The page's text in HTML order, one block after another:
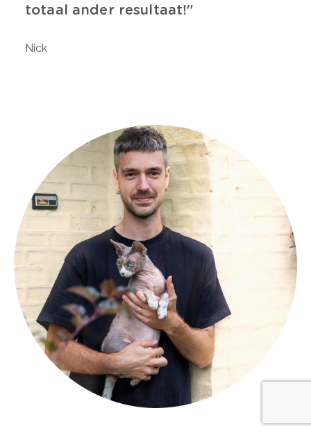
totaal ander resultaat!
Nick